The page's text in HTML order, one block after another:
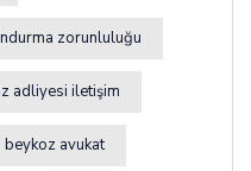
zorunluluğu
adliyesi iletişim
beykoz avukat